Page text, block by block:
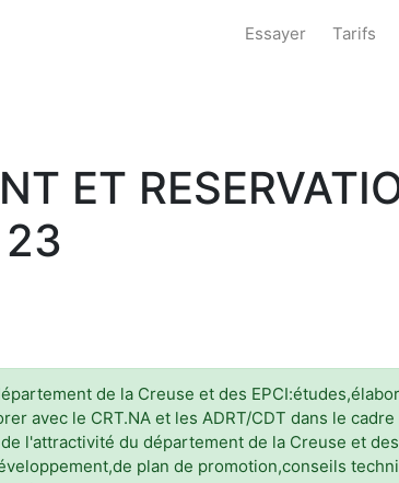
Essayer Tarifs
ET
23
de la Creuse et des
avec le CRT.NA et les ADRT/CDT dans le
l'attractivité du département de la Creuse et
plan de promotion,conseils